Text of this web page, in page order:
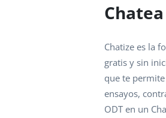
Chatize es la
gratis y sin
que te
ensayos,
ODT en un